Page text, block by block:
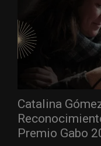
Catalina
Premio Gabo